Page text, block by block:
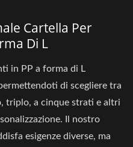
Cartella Per
Di L
in PP a forma di L
di scegliere tra
triplo, a cinque strati e altri
Il nostro
esigenze diverse, ma